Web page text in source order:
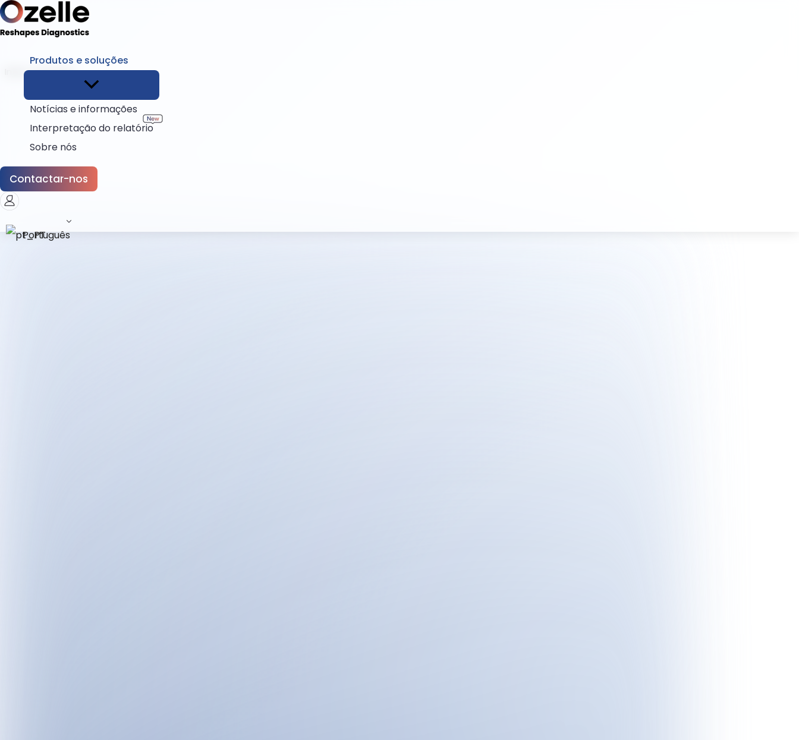
Produtos e soluções
Notícias e informações
Interpretação do relatório
Sobre nós
Contactar-nos
Português
Início Humano